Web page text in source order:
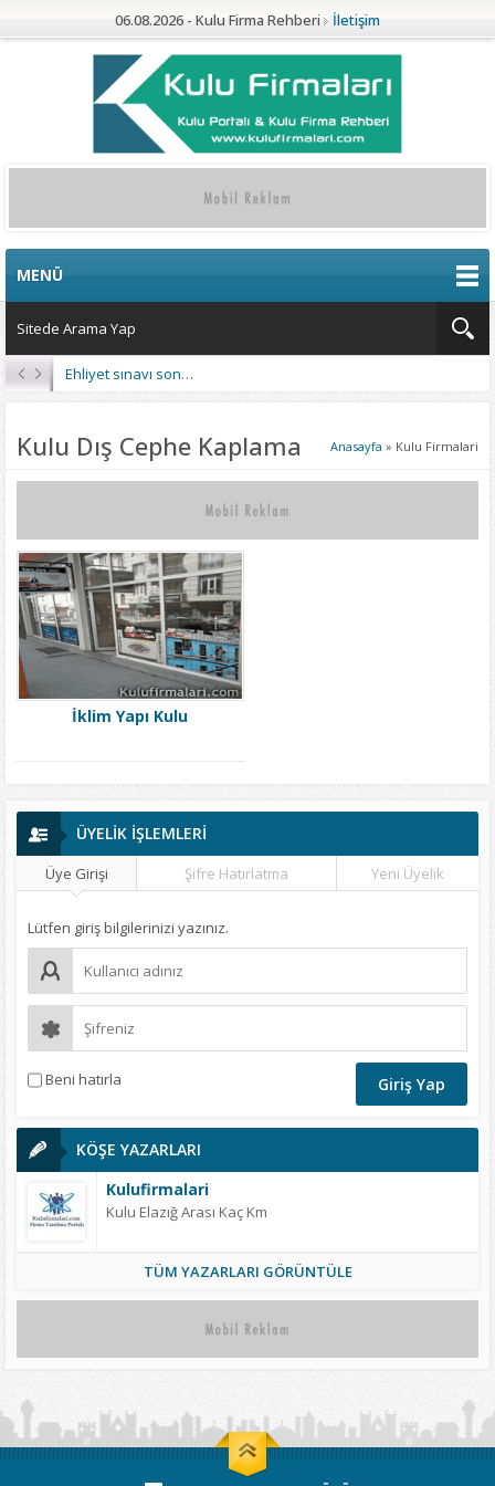
06.08.2026 - Kulu Firma Rehberi İletişim
MENÜ
Ehliyet sınavı sonuçları açıklandı
Anasayfa » Kulu Firmalari
Kulu Dış Cephe Kaplama
İklim Yapı Kulu
ÜYELİK İŞLEMLERİ
Üye Girişi Şifre Hatırlatma Yeni Üyelik
Lütfen giriş bilgilerinizi yazınız.
Beni hatırla
KÖŞE YAZARLARI
Kulufirmalari
Kulu Elazığ Arası Kaç Km
TÜM YAZARLARI GÖRÜNTÜLE